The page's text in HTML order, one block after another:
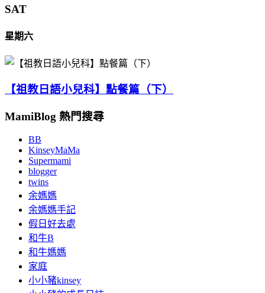
SAT
星期六
【祖教日語小兒科】點餐篇（下）
MamiBlog 熱門搜尋
BB
KinseyMaMa
Supermami
blogger
twins
余媽媽
余媽媽手記
假日好去處
和牛B
和牛媽媽
家庭
小小豬kinsey